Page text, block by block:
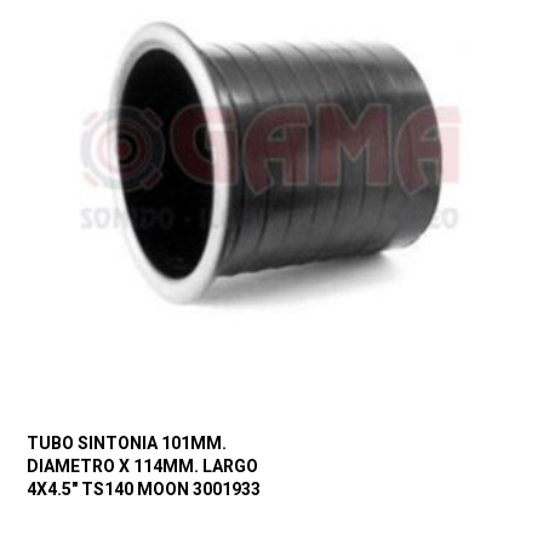
TUBO SINTONIA 101MM.
DIAMETRO X 114MM. LARGO
4X4.5″ TS140 MOON 3001933